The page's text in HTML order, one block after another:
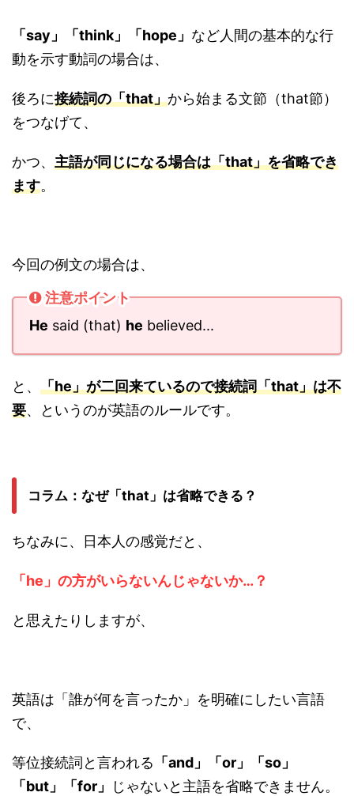
「say」「think」「hope」 など人間の基本的な行
動を示す動詞の場合は、
後ろに接続詞の「that」から始まる文節（that節）
をつなげて、
かつ、 主語が同じになる場合は「that」を省略でき
ます。
今回の例文の場合は、
注意ポイント
He said (that) he believed...
と、 「he」が二回来ているので接続詞「that」は不
要、というのが英語のルールです。
コラム：なぜ「that」は省略できる？
ちなみに、日本人の感覚だと、
「he」の方がいらないんじゃないか…？
と思えたりしますが、
英語は「誰が何を言ったか」を明確にしたい言語
で、
等位接続詞と言われる 「and」「or」「so」
「but」「for」
じゃないと主語を省略できません。